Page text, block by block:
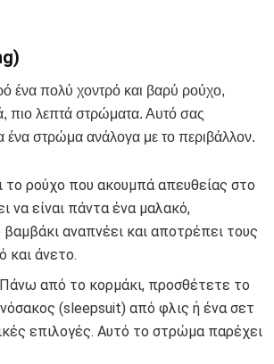
ένα πολύ χοντρό και βαρύ ρούχο,
πιο λεπτά στρώματα. Αυτό σας
ένα στρώμα ανάλογα με το περιβάλλον.
το ρούχο που ακουμπά απευθείας στο
είναι πάντα ένα μαλακό,
αναπνέει και αποτρέπει τους
και άνετο.
Πάνω από το κορμάκι, προσθέτετε το
(sleepsuit) από φλις ή ένα σετ
επιλογές. Αυτό το στρώμα παρέχει